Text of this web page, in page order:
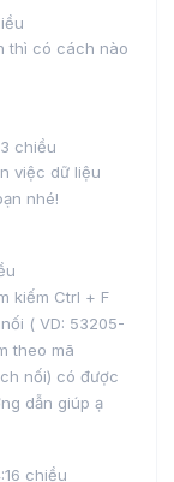
thì có cách nào
chiều
việc dữ liệu
nhé!
kiếm Ctrl + F
( VD: 53205-
theo mã
nối) có được
dẫn giúp ạ
chiều